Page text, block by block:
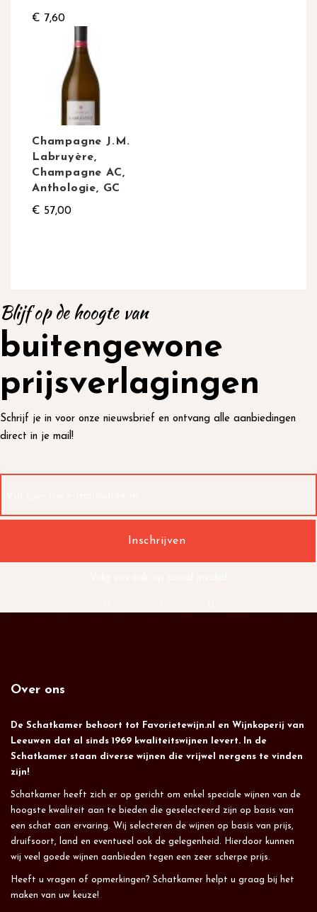
€ 7,60
Champagne J.M.
Labruyère,
Champagne AC,
Anthologie, GC
€ 57,00
Blijf op de hoogte van
buitengewone
prijsverlagingen
Schrijf je in voor onze nieuwsbrief en ontvang alle aanbiedingen
direct in je mail!
Over ons
De Schatkamer behoort tot Favorietewijn.nl en Wijnkoperij van
Leeuwen dat al sinds 1969 kwaliteitswijnen levert. In de
Schatkamer staan diverse wijnen die vrijwel nergens te vinden
zijn!
Schatkamer heeft zich er op gericht om enkel speciale wijnen van de
hoogste kwaliteit aan te bieden die geselecteerd zijn op basis van
een schat aan ervaring. Wij selecteren de wijnen op basis van prijs,
druifsoort, land en eventueel ook de gelegenheid. Hierdoor kunnen
wij veel goede wijnen aanbieden tegen een zeer scherpe prijs.
Heeft u vragen of opmerkingen? Schatkamer helpt u graag bij het
maken van uw keuze!